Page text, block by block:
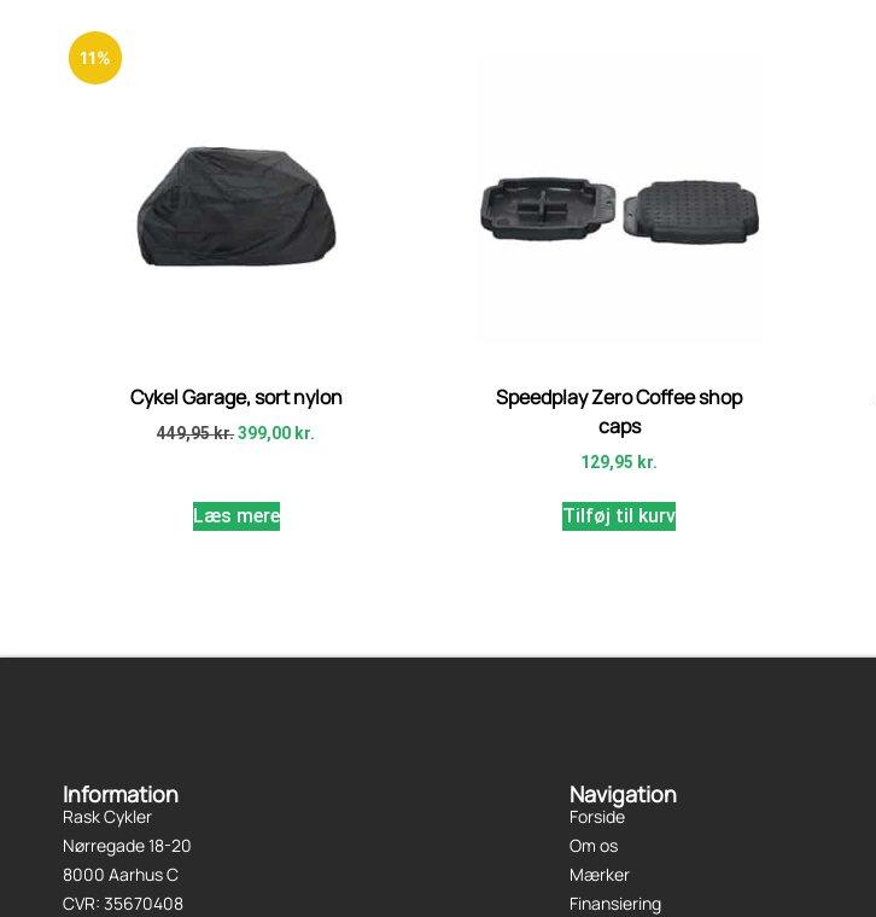
11%
Cykel Garage, sort nylon
449,95kr.399,00 kr.
Læs mere
Speedplay Zero Coffee shop
caps
129,95 kr.
Tilføj til kurv
Information
Rask Cykler
Nørregade 18-20
8000 Aarhus C
CVR: 35670408
Navigation
Forside
Om os
Mærker
Finansiering